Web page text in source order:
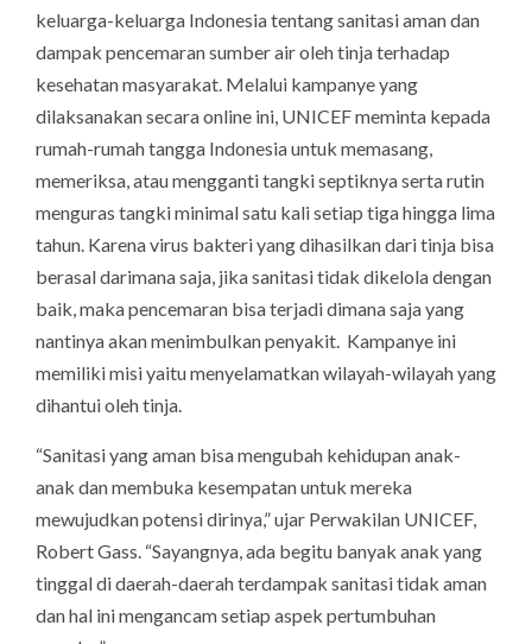
keluarga-keluarga Indonesia tentang sanitasi aman dan
dampak pencemaran sumber air oleh tinja terhadap
kesehatan masyarakat. Melalui kampanye yang
dilaksanakan secara online ini, UNICEF meminta kepada
rumah-rumah tangga Indonesia untuk memasang,
memeriksa, atau mengganti tangki septiknya serta rutin
menguras tangki minimal satu kali setiap tiga hingga lima
tahun. Karena virus bakteri yang dihasilkan dari tinja bisa
berasal darimana saja, jika sanitasi tidak dikelola dengan
baik, maka pencemaran bisa terjadi dimana saja yang
nantinya akan menimbulkan penyakit. Kampanye ini
memiliki misi yaitu menyelamatkan wilayah-wilayah yang
dihantui oleh tinja.
“Sanitasi yang aman bisa mengubah kehidupan anak-
anak dan membuka kesempatan untuk mereka
mewujudkan potensi dirinya,” ujar Perwakilan UNICEF,
Robert Gass. “Sayangnya, ada begitu banyak anak yang
tinggal di daerah-daerah terdampak sanitasi tidak aman
dan hal ini mengancam setiap aspek pertumbuhan